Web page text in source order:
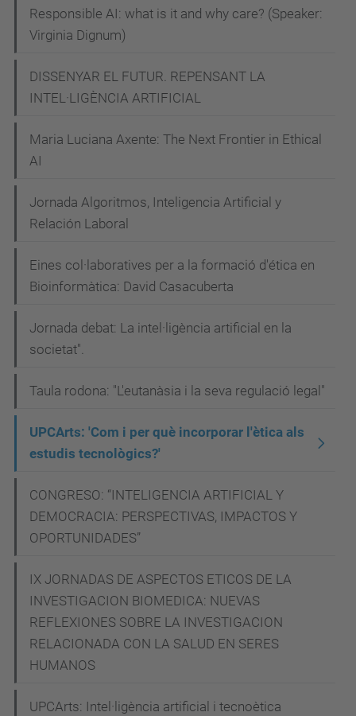
Responsible AI: what is it and why care? (Speaker:
Virginia Dignum)
DISSENYAR EL FUTUR. REPENSANT LA
INTEL·LIGÈNCIA ARTIFICIAL
Maria Luciana Axente: The Next Frontier in Ethical
AI
Jornada Algoritmos, Inteligencia Artificial y
Relación Laboral
Eines col·laboratives per a la formació d'ética en
Bioinformàtica: David Casacuberta
Jornada debat: La intel·ligència artificial en la
societat".
Taula rodona: "L'eutanàsia i la seva regulació legal"
UPCArts: 'Com i per què incorporar l'ètica als
estudis tecnològics?'
CONGRESO: “INTELIGENCIA ARTIFICIAL Y
DEMOCRACIA: PERSPECTIVAS, IMPACTOS Y
OPORTUNIDADES”
IX JORNADAS DE ASPECTOS ETICOS DE LA
INVESTIGACION BIOMEDICA: NUEVAS
REFLEXIONES SOBRE LA INVESTIGACION
RELACIONADA CON LA SALUD EN SERES
HUMANOS
UPCArts: Intel·ligència artificial i tecnoètica